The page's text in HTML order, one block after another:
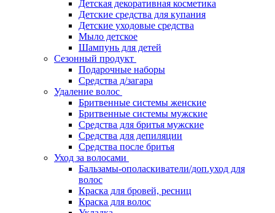
Детская декоративная косметика
Детские средства для купания
Детские уходовые средства
Мыло детское
Шампунь для детей
Сезонный продукт
Подарочные наборы
Средства д/загара
Удаление волос
Бритвенные системы женские
Бритвенные системы мужские
Средства для бритья мужские
Средства для депиляции
Средства после бритья
Уход за волосами
Бальзамы-ополаскиватели/доп.уход для
волос
Краска для бровей, ресниц
Краска для волос